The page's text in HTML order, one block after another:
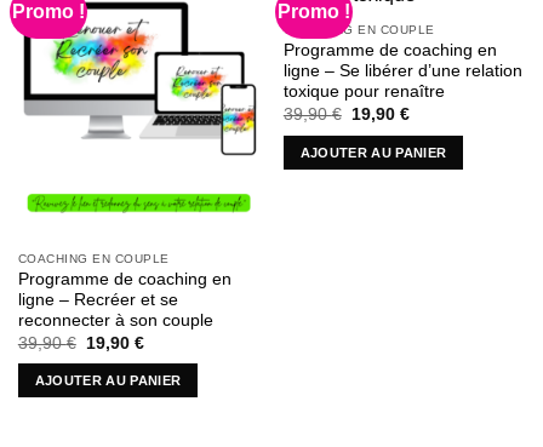
Promo !
Ajouter à la liste d’envies
COACHING EN COUPLE
Programme de coaching en
ligne – Recréer et se
reconnecter à son couple
39,90€
Le
prix
initial
était :
19,90 €Le
actuel
est :
AJOUTER AU PANIER
Promo !
Ajouter à la liste d’envies
COACHING EN COUPLE
Programme de coaching en
ligne – Se libérer d’une relation
toxique pour renaître
39,90€
Le
prix
initial
était :
39,90 €.
19,90 €Le
actuel
est :
19,90 €.
AJOUTER AU PANIER